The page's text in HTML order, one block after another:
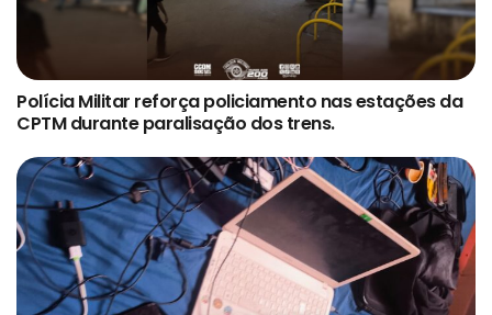
Polícia Militar reforça policiamento nas estações da
CPTM durante paralisação dos trens.